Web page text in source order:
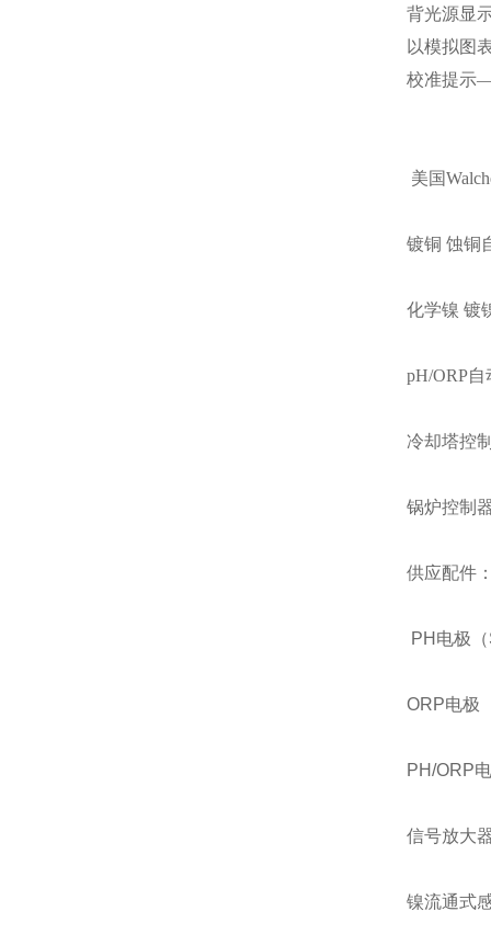
背光源显
以模拟图
校准提示
美国
镀铜 蚀铜
化学镍 镀
pH/ORP自
冷却塔控
锅炉控制
供应配件
PH 电极（
ORP电极
PH/ORP
信号放大
镍流通式